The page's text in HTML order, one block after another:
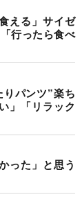
える」サイゼ
行ったら食べ
りパンツ”楽ち
」「リラック
った」と思う